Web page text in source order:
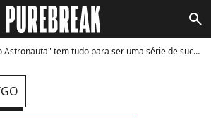
search
tem tudo para ser uma série de sucesso na Netflix - Foto